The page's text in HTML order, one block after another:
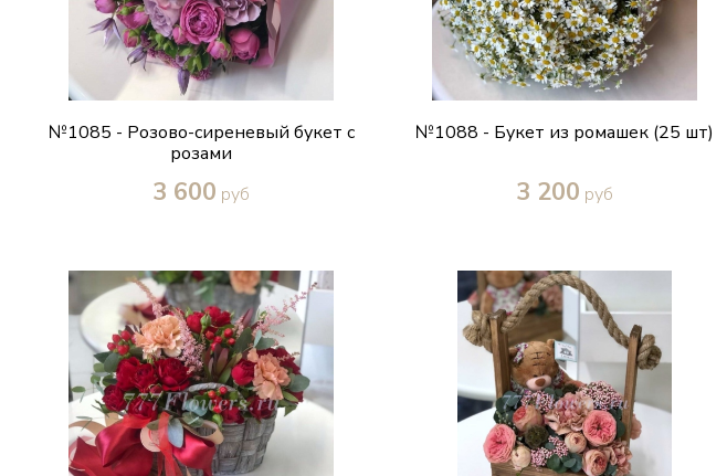
№1085 - Розово-сиреневый букет с
розами
3 600 руб
№1088 - Букет из ромашек (25 шт)
3 200 руб